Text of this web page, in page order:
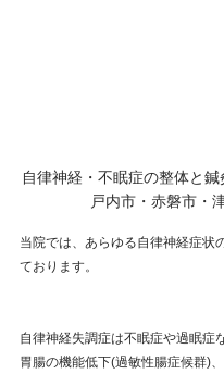
自律神経・不眠症の整体と
戸内市・赤磐市・
当院では、あらゆる自律神経症状
ております。
自律神経失調症は不眠症や過眠症
胃腸の機能低下(過敏性腸症候群)